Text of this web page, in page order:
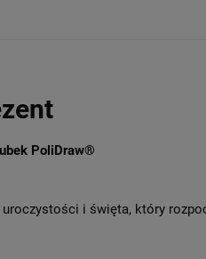
PoliDraw®
i święta, który